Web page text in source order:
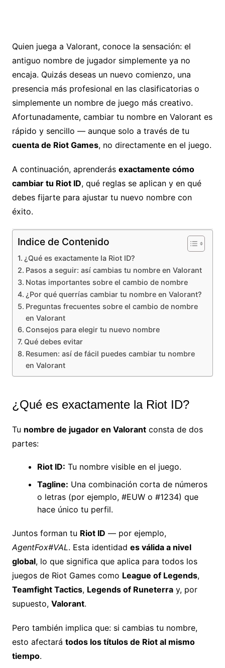
Quien juega a Valorant, conoce la sensación: el
antiguo nombre de jugador simplemente ya no
encaja. Quizás deseas un nuevo comienzo, una
presencia más profesional en las clasificatorias o
simplemente un nombre de juego más creativo.
Afortunadamente, cambiar tu nombre en Valorant es
rápido y sencillo — aunque solo a través de tu
cuenta de Riot Games, no directamente en el juego.
A continuación, aprenderás exactamente cómo
cambiar tu Riot ID, qué reglas se aplican y en qué
debes fijarte para ajustar tu nuevo nombre con
éxito.
Indice de Contenido
¿Qué es exactamente la Riot ID?
Pasos a seguir: así cambias tu nombre en Valorant
Notas importantes sobre el cambio de nombre
¿Por qué querrías cambiar tu nombre en Valorant?
Preguntas frecuentes sobre el cambio de nombre
en Valorant
Consejos para elegir tu nuevo nombre
Qué debes evitar
Resumen: así de fácil puedes cambiar tu nombre
en Valorant
¿Qué es exactamente la Riot ID?
Tu nombre de jugador en Valorantconsta de dos
partes:
Riot ID: Tu nombre visible en el juego.
Tagline: Una combinación corta de números
o letras (por ejemplo, #EUW o #1234) que
hace único tu perfil.
Juntos forman tu Riot ID — por ejemplo,
AgentFox#VAL. Esta identidad es válida a nivel
global, lo que significa que aplica para todos los
juegos de Riot Games como League of Legends,
Teamfight Tactics, Legends of Runeterray, por
supuesto, Valorant.
Pero también implica que: si cambias tu nombre,
esto afectará todos los títulos de Riot al mismo
tiempo.